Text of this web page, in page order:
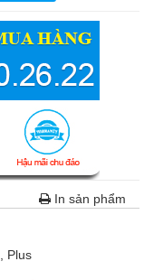
In sản phẩm
, Plus